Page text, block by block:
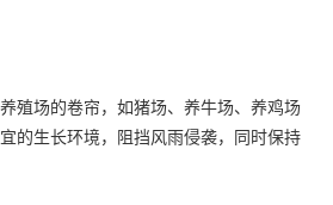
殖场的卷帘，如猪场、养牛场、养鸡场
的生长环境，阻挡风雨侵袭，同时保持